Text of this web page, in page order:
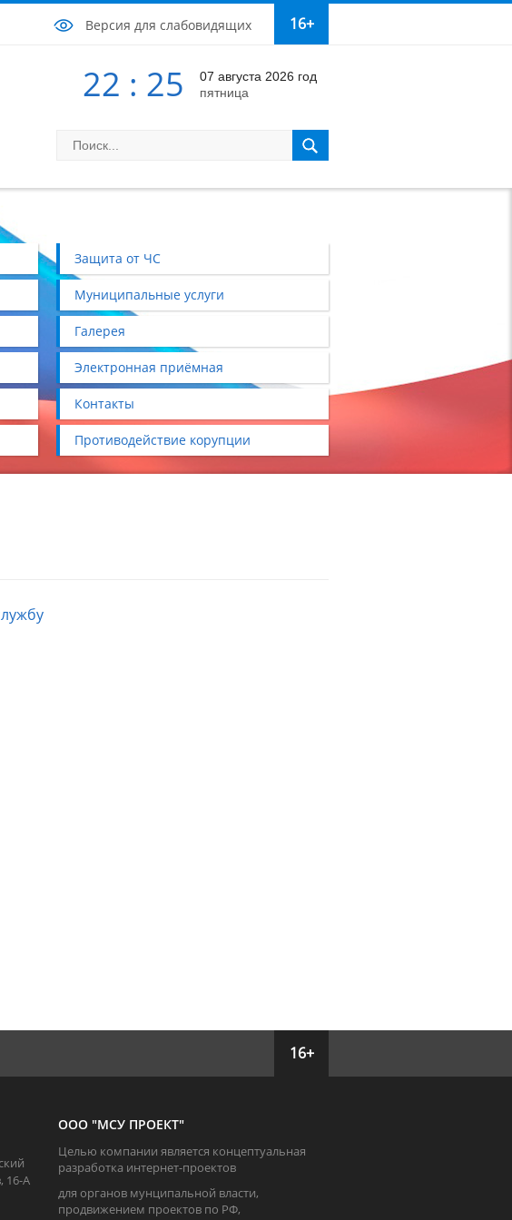
Версия для слабовидящих 16+
22 : 25
07 августа 2026 год
пятница
Защита от ЧС
Муниципальные услуги
Галерея
Электронная приёмная
Контакты
Противодействие корупции
16+
16-А
ООО "МСУ ПРОЕКТ"
Целью компании является концептуальная
разработка интернет-проектов
для органов мунципальной власти,
продвижением проектов по РФ,